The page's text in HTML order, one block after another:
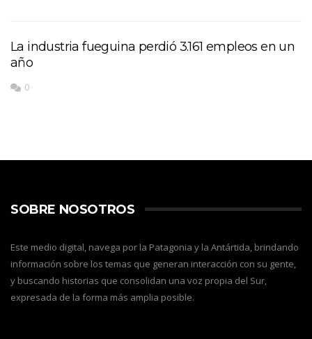
La industria fueguina perdió 3.161 empleos en un
año
0
SOBRE NOSOTROS
Este medio digital, navega por la Patagonia y la Antártida, brindando
información sobre los temas que generan interacción con su gente,
y buscando historias que consolidan una voz propia del Sur,
expresada de la forma más amplia posible.